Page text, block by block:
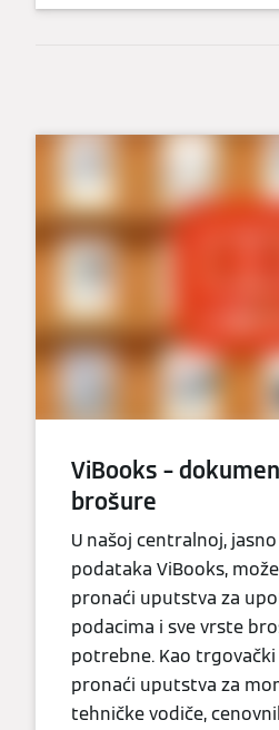
ViBooks –
brošure
U našoj centralnoj,
podataka ViBooks,
pronaći uputstva za
podacima i sve vrste
potrebne. Kao
pronaći uputstva za
tehničke vodiče,